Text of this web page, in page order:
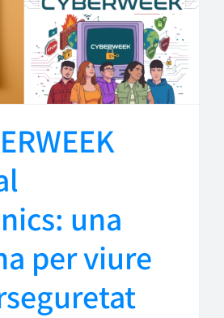
una
per viure